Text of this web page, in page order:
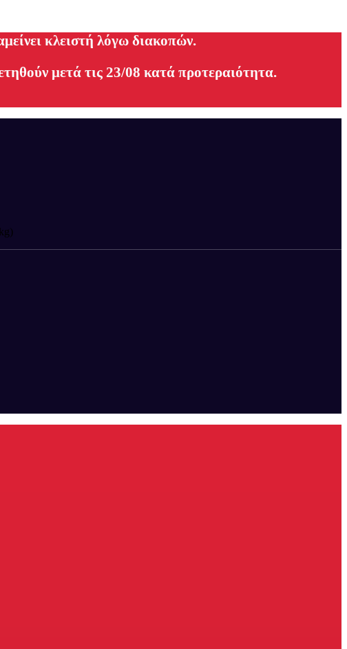
κλειστή λόγω διακοπών.
μετά τις 23/08 κατά προτεραιότητα.